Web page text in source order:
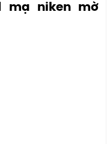
mạ niken mờ